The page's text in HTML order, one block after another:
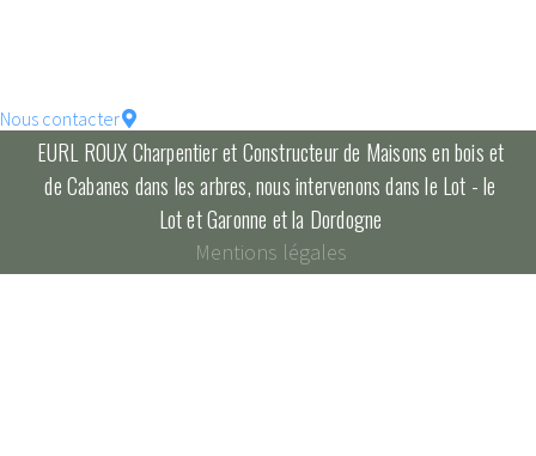
Nous contacter
EURL ROUX Charpentier et Constructeur de Maisons en bois et
de Cabanes dans les arbres, nous intervenons dans le Lot - le
Lot et Garonne et la Dordogne
Mentions légales